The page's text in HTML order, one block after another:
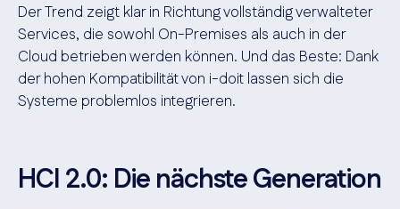
Der Trend zeigt klar in Richtung vollständig verwalteter
Services, die sowohl On-Premises als auch in der
Cloud betrieben werden können. Und das Beste: Dank
der hohen Kompatibilität von i-doit lassen sich die
Systeme problemlos integrieren.
HCI 2.0: Die nächste Generation